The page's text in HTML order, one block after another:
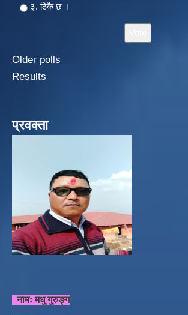
३. ठिकै छ ।
Older polls
Results
प्रवक्ता
नामः मधु गुरुङ्ग